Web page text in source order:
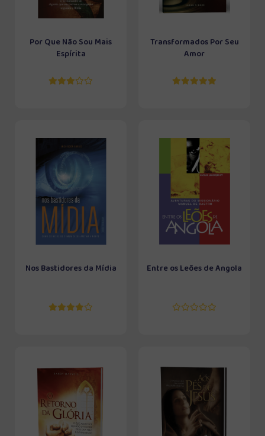
Por Que Não Sou Mais
Espírita
Transformados Por Seu
Amor
Nos Bastidores da Mídia Entre os Leões de Angola